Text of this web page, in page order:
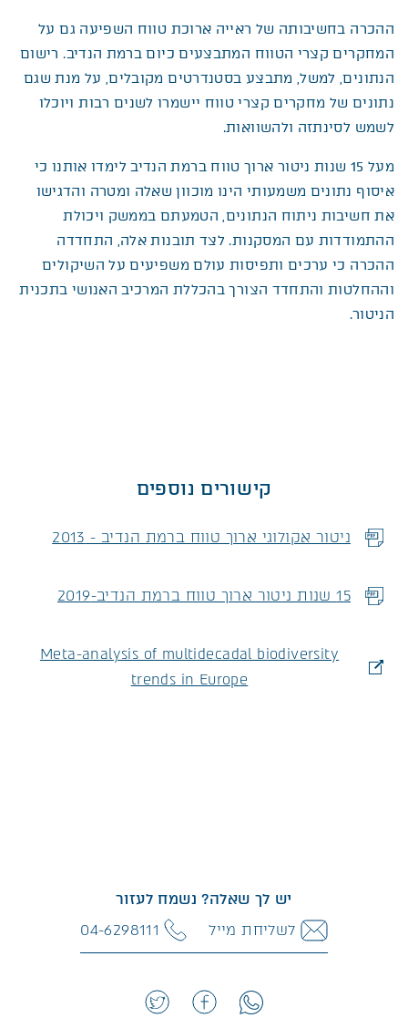
ההכרה בחשיבותה של ראייה ארוכת טווח השפיעה גם על
המחקרים קצרי הטווח המתבצעים כיום ברמת הנדיב. רישום
הנתונים, למשל, מתבצע בסטנדרטים מקובלים, על מנת שגם
נתונים של מחקרים קצרי טווח יישמרו לשנים רבות ויוכלו
לשמש לסינתזה ולהשוואות.
מעל 15 שנות ניטור ארוך טווח ברמת הנדיב לימדו אותנו כי
איסוף נתונים משמעותי הינו מוכוון שאלה ומטרה והדגישו
את חשיבות ניתוח הנתונים, הטמעתם בממשק ויכולת
ההתמודדות עם המסקנות. לצד תובנות אלה, התחדדה
ההכרה כי ערכים ותפיסות עולם משפיעים על השיקולים
וההחלטות והתחדד הצורך בהכללת המרכיב האנושי בתכנית
הניטור.
קישורים נוספים
ניטור אקולוגי ארוך טווח ברמת הנדיב - 2013
קובץ מסוג PDF
15 שנות ניטור ארוך טווח ברמת הנדיב-2019
קובץ מסוג PDF
Meta-analysis of multidecadal biodiversity
trends in Europe
יש לך שאלה? נשמח לעזור
לשליחת מייל
04-6298111